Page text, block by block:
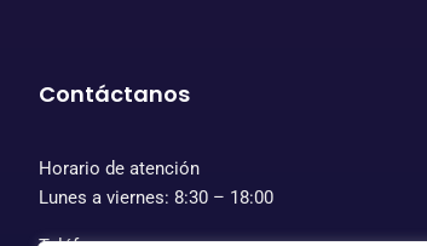
Contáctanos
Horario de atención
Lunes a viernes: 8:30 – 18:00